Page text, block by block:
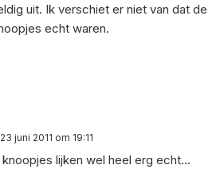
uit. Ik verschiet er niet van dat de
echt waren.
23 juni 2011 om 19:11
knoopjes lijken wel heel erg echt…